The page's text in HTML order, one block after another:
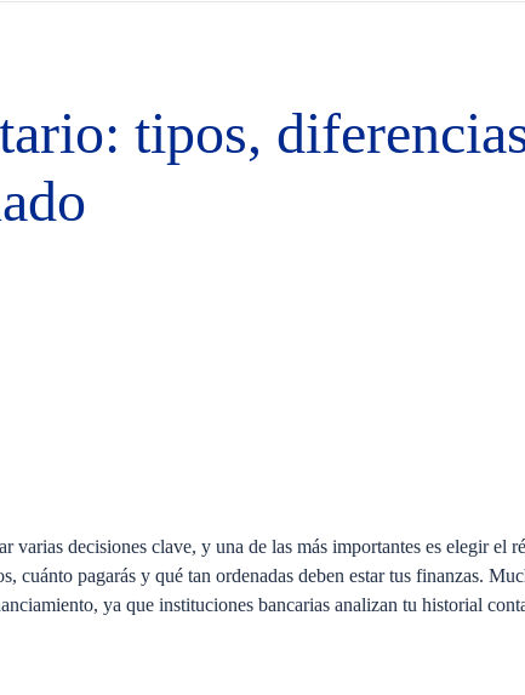
tipos,
varias decisiones clave, y una de las más importantes es elegir el
cuánto pagarás y qué tan ordenadas deben estar tus finanzas.
ya que instituciones bancarias analizan tu historial